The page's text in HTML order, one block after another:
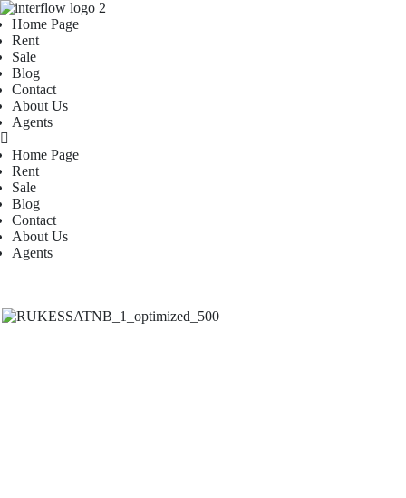
Home Page
Rent
Sale
Blog
Contact
About Us
Agents
Home Page
Rent
Sale
Blog
Contact
About Us
Agents